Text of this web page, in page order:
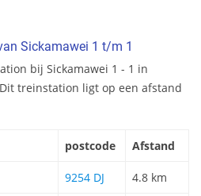
Sickamawei 1 t/m 1
bij Sickamawei 1 - 1 in
treinstation ligt op een afstand
postcode Afstand
9254 DJ 4.8 km